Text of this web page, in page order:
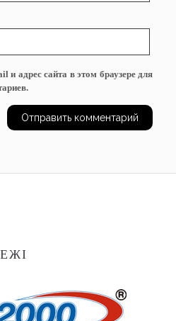
и адрес сайта в этом браузере для